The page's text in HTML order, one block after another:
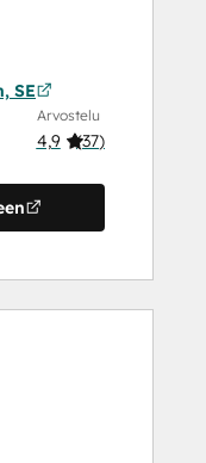
SE
Arvostelu
4,9 (37)